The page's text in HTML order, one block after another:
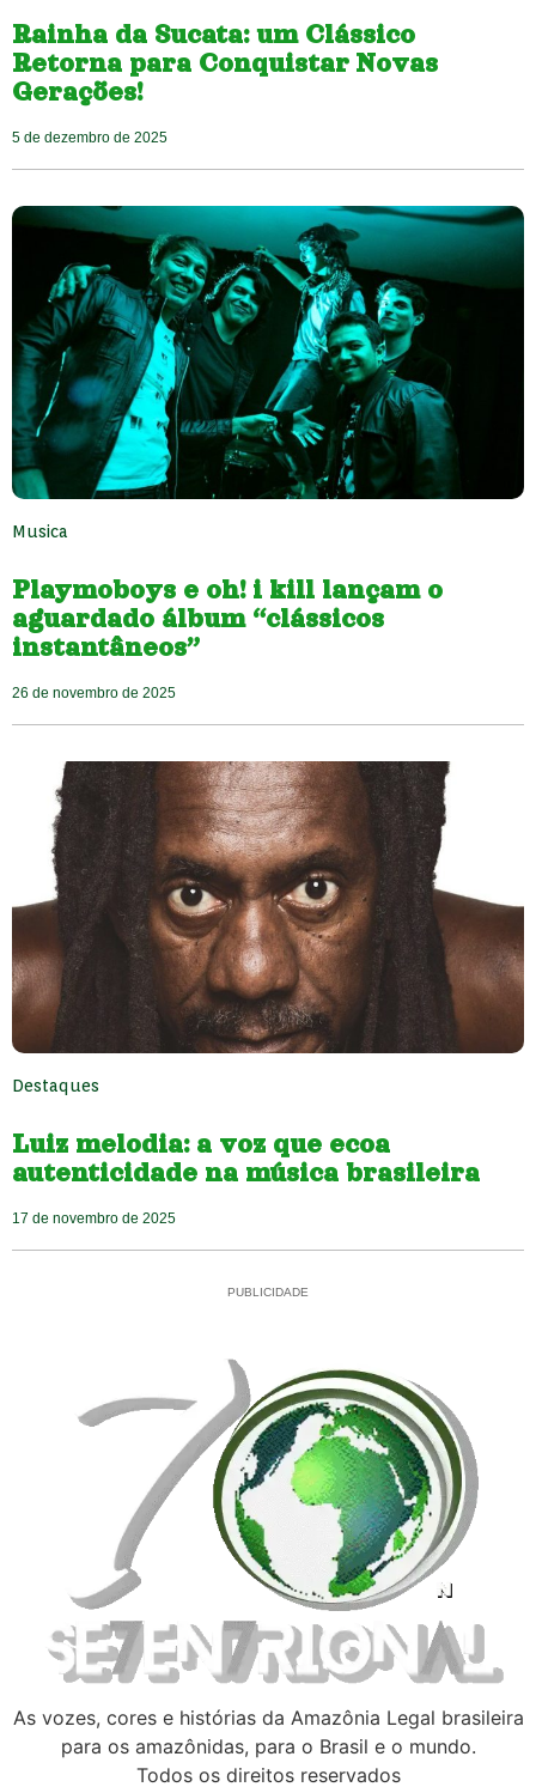
Rainha da Sucata: um Clássico
Retorna para Conquistar Novas
Gerações!
5 de dezembro de 2025
Musica
Playmoboys e oh! i kill lançam o
aguardado álbum “clássicos
instantâneos”
26 de novembro de 2025
Destaques
Luiz melodia: a voz que ecoa
autenticidade na música brasileira
17 de novembro de 2025
PUBLICIDADE
As vozes, cores e histórias da Amazônia Legal brasileira
para os amazônidas, para o Brasil e o mundo.
Todos os direitos reservados